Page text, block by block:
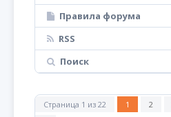
Правила форума
RSS
Поиск
Страница 1 из 22 1 2